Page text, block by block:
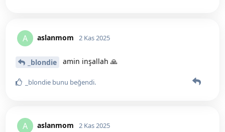
A aslanmom 2 Kas 2025
_blondie amin inşallah 🙏
_blondie bunu beğendi.
A aslanmom 2 Kas 2025